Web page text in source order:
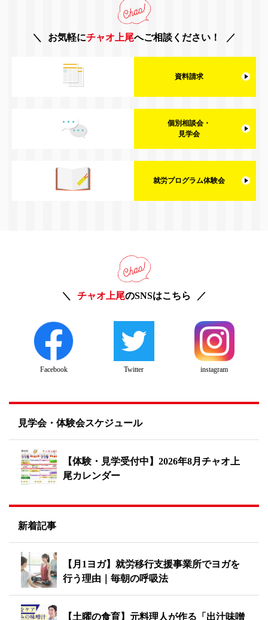
お気軽にチャオ上尾へご相談ください！
資料請求
個別相談会・
見学会
就労プログラム体験会
チャオ上尾のSNSはこちら
Facebook Twitter instagram
見学会・体験会スケジュール
【体験・見学受付中】2026年8月チャオ上
尾カレンダー
新着記事
【月1ヨガ】就労移行支援事業所でヨガを
行う理由｜毎朝の呼吸法
【土曜の食育】元料理人が作る「出汁味噌